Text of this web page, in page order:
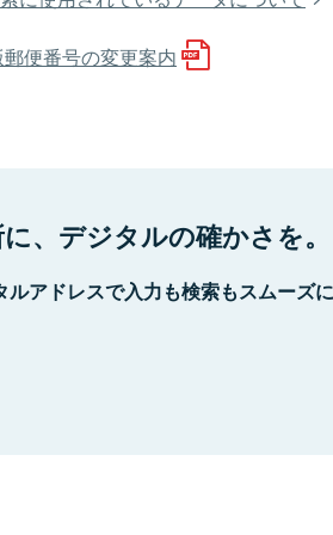
便番号の変更案内
、デジタルの確かさを。
ルアドレスで入力も検索もスムーズ